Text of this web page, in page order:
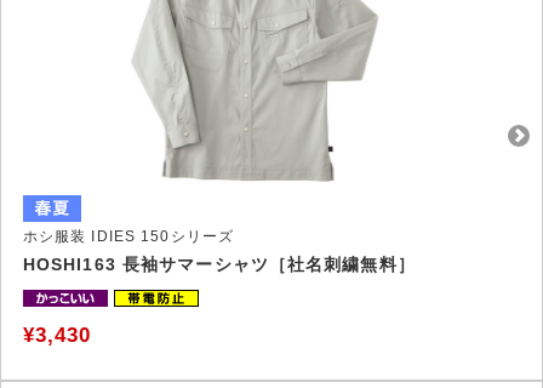
ホシ服装 IDIES 150シリーズ
HOSHI163 長袖サマーシャツ［社名刺繍無料］
¥3,430